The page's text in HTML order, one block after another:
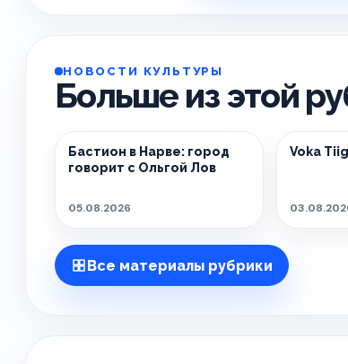
НОВОСТИ КУЛЬТУРЫ
Больше из этой
Бастион в Нарве: город
говорит с Ольгой Лов
05.08.2026
Voka
Все материалы рубрики